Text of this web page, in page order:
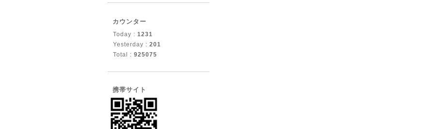
カウンター
Today : 1231
Yesterday : 201
Total : 925075
携帯サイト